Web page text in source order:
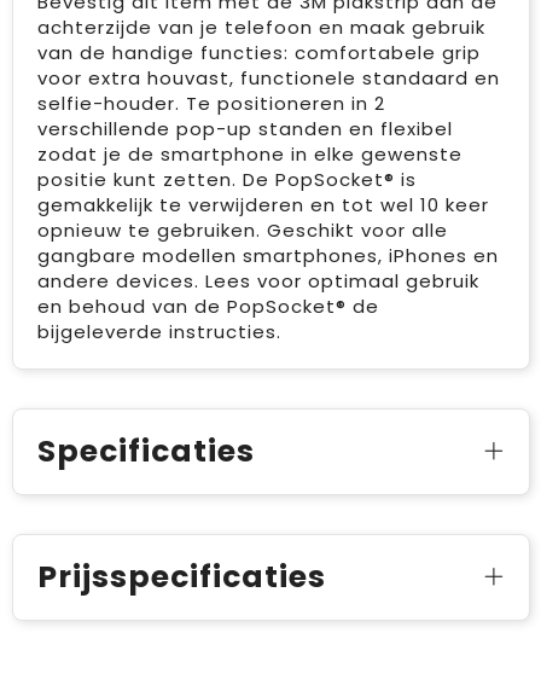
achterzijde van je telefoon en maak gebruik
van de handige functies: comfortabele grip
voor extra houvast, functionele standaard en
selfie-houder. Te positioneren in 2
verschillende pop-up standen en flexibel
zodat je de smartphone in elke gewenste
positie kunt zetten. De PopSocket® is
gemakkelijk te verwijderen en tot wel 10 keer
opnieuw te gebruiken. Geschikt voor alle
gangbare modellen smartphones, iPhones en
andere devices. Lees voor optimaal gebruik
en behoud van de PopSocket® de
bijgeleverde instructies.
Specificaties
Prijsspecificaties